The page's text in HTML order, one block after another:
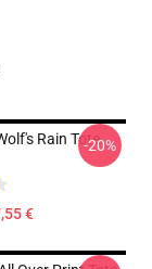
Rain Tote
€
-20%